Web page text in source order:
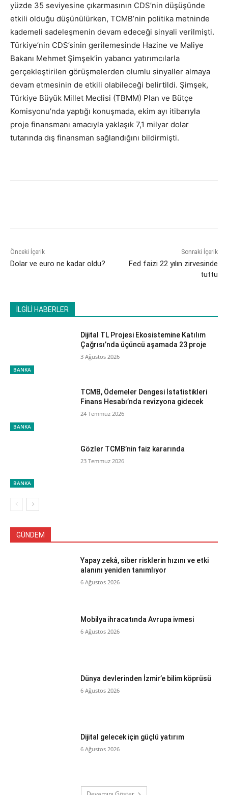
yüzde 35 seviyesine çıkarmasının CDS’nin düşüşünde
etkili olduğu düşünülürken, TCMB’nin politika metninde
kademeli sadeleşmenin devam edeceği sinyali verilmişti.
Türkiye’nin CDS’sinin gerilemesinde Hazine ve Maliye
Bakanı Mehmet Şimşek’in yabancı yatırımcılarla
gerçekleştirilen görüşmelerden olumlu sinyaller almaya
devam etmesinin de etkili olabileceği belirtildi. Şimşek,
Türkiye Büyük Millet Meclisi (TBMM) Plan ve Bütçe
Komisyonu’nda yaptığı konuşmada, ekim ayı itibarıyla
proje finansmanı amacıyla yaklaşık 7,1 milyar dolar
tutarında dış finansman sağlandığını bildirmişti.
Önceki İçerik
Dolar ve euro ne kadar oldu?
Sonraki İçerik
Fed faizi 22 yılın zirvesinde
tuttu
İLGİLİ HABERLER
BANKA
Dijital TL Projesi Ekosistemine Katılım
Çağrısı’nda üçüncü aşamada 23 proje
3 Ağustos 2026
BANKA
TCMB, Ödemeler Dengesi İstatistikleri
Finans Hesabı’nda revizyona gidecek
24 Temmuz 2026
BANKA
Gözler TCMB’nin faiz kararında
23 Temmuz 2026
GÜNDEM
Yapay zekâ, siber risklerin hızını ve etki
alanını yeniden tanımlıyor
6 Ağustos 2026
Mobilya ihracatında Avrupa ivmesi
6 Ağustos 2026
Dünya devlerinden İzmir’e bilim köprüsü
6 Ağustos 2026
Dijital gelecek için güçlü yatırım
6 Ağustos 2026